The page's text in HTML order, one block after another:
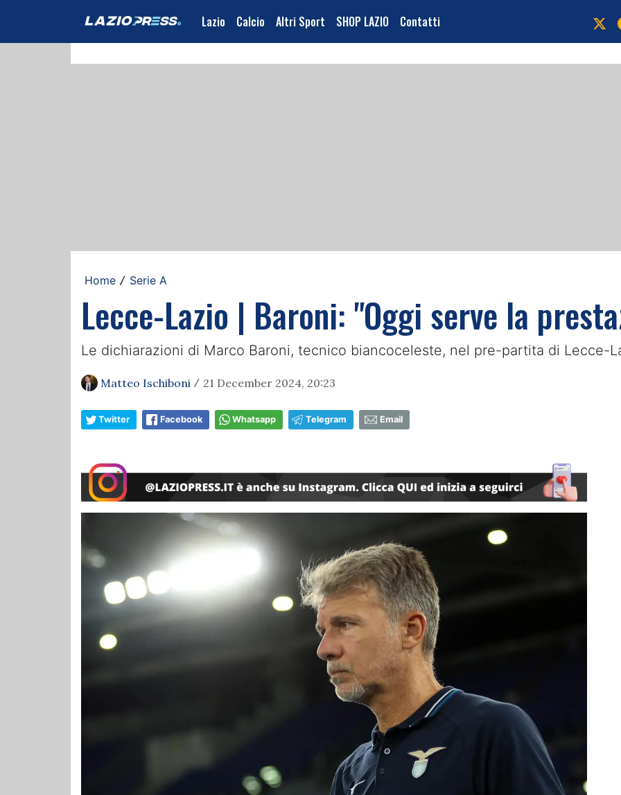
Lazio Calcio Altri Sport SHOP LAZIO Contatti
Home / Serie A
Lecce-Lazio | Baroni: "Oggi serve la
Le dichiarazioni di Marco Baroni, tecnico biancoceleste, nel pre-partita di Lecce-
Matteo Ischiboni / 21 December 2024, 20:23
Twitter Facebook Whatsapp Telegram Email